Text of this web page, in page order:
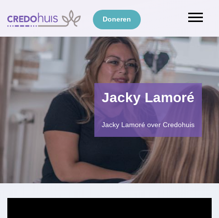
Doneren
Jacky Lamoré
Jacky Lamoré over Credohuis